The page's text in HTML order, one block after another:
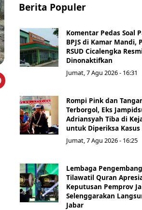
Berita Populer
Komentar Pedas Soal
BPJS di Kamar Mandi,
RSUD Cicalengka Resmi
Dinonaktifkan
Jumat, 7 Agu 2026 - 16:31
Rompi Pink dan
Terborgol, Eks
Adriansyah Tiba di
untuk Diperiksa Kasus
Jumat, 7 Agu 2026 - 16:25
Lembaga
Tilawatil Quran
Keputusan Pemprov
Selenggarakan
Jabar